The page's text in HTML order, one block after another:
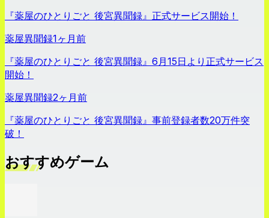
『薬屋のひとりごと 後宮異聞録』正式サービス開始！
薬屋異聞録1ヶ月前
『薬屋のひとりごと 後宮異聞録』6月15日より正式サービス
開始！
薬屋異聞録2ヶ月前
『薬屋のひとりごと 後宮異聞録』事前登録者数20万件突
破！
おすすめゲーム